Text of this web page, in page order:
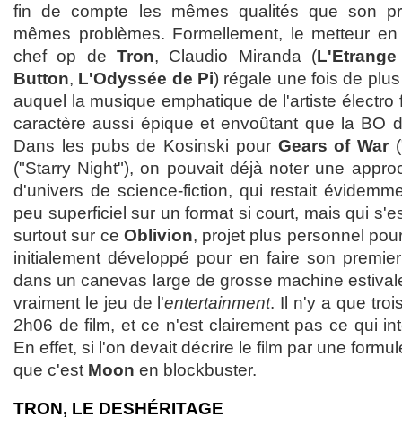
fin de compte les mêmes qualités que son
mêmes problèmes. Formellement, le metteur
chef op de Tron, Claudio Miranda (
Button, L'Odyssée de Pi) régale une fois de
auquel la musique emphatique de l'artiste
caractère aussi épique et envoûtant que la BO
Dans les pubs de Kosinski pour Gears of War
("Starry Night"), on pouvait déjà noter une
d'univers de science-fiction, qui restait
peu superficiel sur un format si court, mais qui
surtout sur ce Oblivion, projet plus personnel
initialement développé pour en faire son
dans un canevas large de grosse machine
vraiment le jeu de l'entertainment. Il n'y a que
2h06 de film, et ce n'est clairement pas ce qui
En effet, si l'on devait décrire le film par une
que c'est Moon en blockbuster.
TRON, LE DESHÉRITAGE